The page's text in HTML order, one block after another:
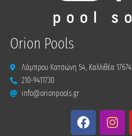
Orion Pools
Λάμπρου Κατσώνη 54, Καλλιθέα 17674
210-9411730
info@orionpools.gr
F
a
I
n